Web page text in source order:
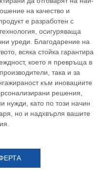
на качество и
е разработен с
осигуряваща
уреди. Благодарение на
всяка стойка гарантира
което я превръща в
така и за
към иновациите
решения,
нужди, като по този начин
но и надхвърля вашите